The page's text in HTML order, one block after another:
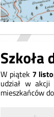
Szkoła
W piątek 7
udział w akcji
mieszkańców